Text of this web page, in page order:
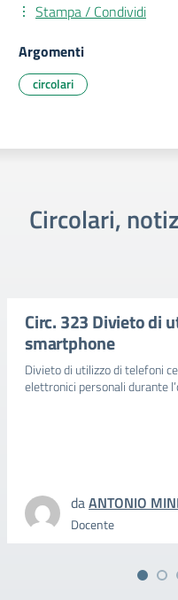
Stampa / Condividi
Argomenti
circolari
Circolari,
Circ. 323 Divieto di
smartphone
Divieto di utilizzo di telefoni
elettronici personali durante
daANTONIO
Docente